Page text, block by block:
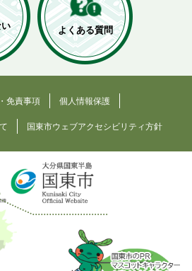
よくある質問
免責事項 個人情報保護
国東市ウェブアクセシビリティ方針